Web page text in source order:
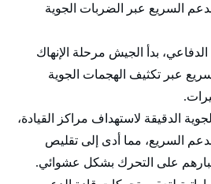
السريع عبر الضربات الجوية
بدأ الجيش مرحلة الإنهاك
عبر تكثيف الهجمات الجوية
الدقيقة لاستهداف مراكز القيادة،
السريع، مما أدى إلى تقليص
على التحرك بشكل عشوائي.